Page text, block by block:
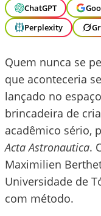
ChatGPT
Perplexity
Quem nunca se
que aconteceria
lançado no
brincadeira de
acadêmico sério,
Acta Astronautica.
Maximilien
Universidade de
com método.